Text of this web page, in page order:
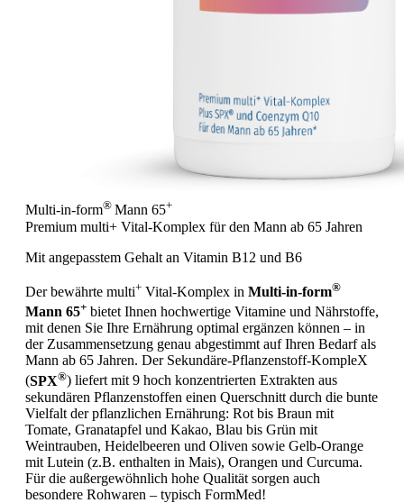
Multi-in-form® Mann 65+
Premium multi+ Vital-Komplex für den Mann ab 65 Jahren
Mit angepasstem Gehalt an Vitamin B12 und B6
Der bewährte multi+ Vital-Komplex in Multi-in-form®
Mann 65+ bietet Ihnen hochwertige Vitamine und Nährstoffe,
mit denen Sie Ihre Ernährung optimal ergänzen können – in
der Zusammensetzung genau abgestimmt auf Ihren Bedarf als
Mann ab 65 Jahren. Der Sekundäre-Pflanzenstoff-KompleX
(SPX®) liefert mit 9 hoch konzentrierten Extrakten aus
sekundären Pflanzenstoffen einen Querschnitt durch die bunte
Vielfalt der pflanzlichen Ernährung: Rot bis Braun mit
Tomate, Granatapfel und Kakao, Blau bis Grün mit
Weintrauben, Heidelbeeren und Oliven sowie Gelb-Orange
mit Lutein (z.B. enthalten in Mais), Orangen und Curcuma.
Für die außergewöhnlich hohe Qualität sorgen auch
besondere Rohwaren – typisch FormMed!